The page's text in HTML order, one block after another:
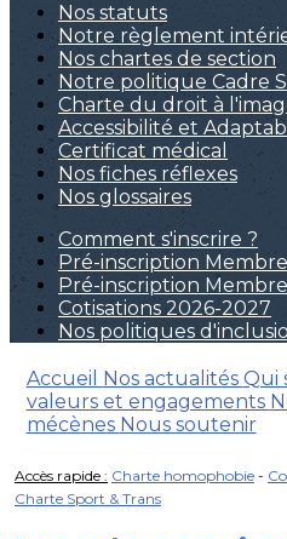
Nos statuts
Notre règlement
Nos chartes de section
Notre politique Cadre
Charte du droit à
Accessibilité et
Certificat médical
Nos fiches réflexes
Nos glossaires
Comment s'inscrire ?
Pré-inscription
Pré-inscription
Cotisations 2026-2027
Nos politiques
Accueil Nos actualités Qui
valeurs et engagements
mécènes Nous soutenir
Accès rapide : Charte homophobie -
Charte Sport & Trans